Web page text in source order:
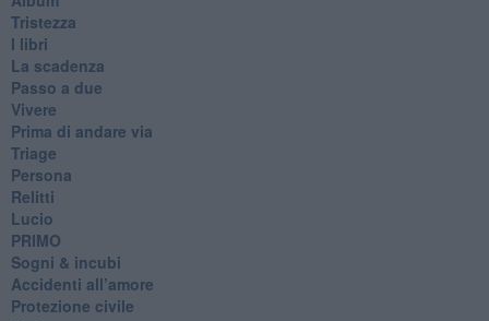
Tristezza
I libri
La scadenza
Passo a due
Vivere
Prima di andare via
Triage
Persona
Relitti
Lucio
PRIMO
Sogni & incubi
Accidenti all’amore
Protezione civile